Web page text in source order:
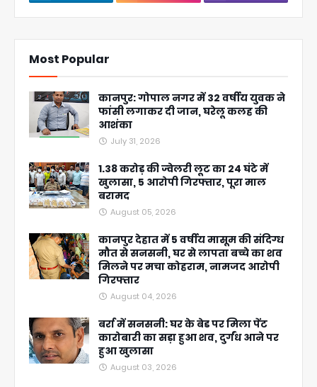
Most Popular
कानपुर: गोपाल नगर में 32 वर्षीय युवक ने
फांसी लगाकर दी जान, घरेलू कलह की
आशंका
July 31, 2026
1.38 करोड़ की ज्वेलरी लूट का 24 घंटे में
खुलासा, 5 आरोपी गिरफ्तार, पूरा माल
बरामद
August 05, 2026
कानपुर देहात में 5 वर्षीय मासूम की संदिग्ध
मौत से सनसनी, घर से लापता बच्चे का शव
मिलने पर मचा कोहराम, नामजद आरोपी
गिरफ्तार
August 04, 2026
बर्रा में सनसनी: घर के बेड पर मिला पेंट
कारोबारी का सड़ा हुआ शव, दुर्गंध आने पर
हुआ खुलासा
August 03, 2026